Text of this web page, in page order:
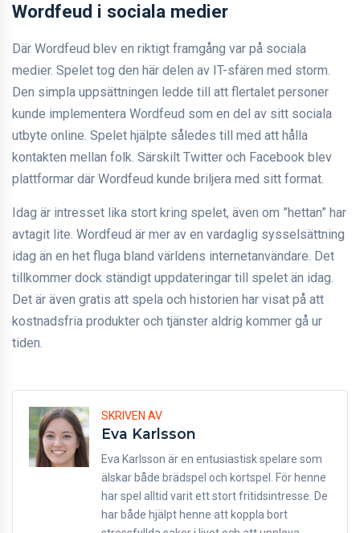
Wordfeud i sociala medier
Där Wordfeud blev en riktigt framgång var på sociala
medier. Spelet tog den här delen av IT-sfären med storm.
Den simpla uppsättningen ledde till att flertalet personer
kunde implementera Wordfeud som en del av sitt sociala
utbyte online. Spelet hjälpte således till med att hålla
kontakten mellan folk. Särskilt Twitter och Facebook blev
plattformar där Wordfeud kunde briljera med sitt format.
Idag är intresset lika stort kring spelet, även om ”hettan” har
avtagit lite. Wordfeud är mer av en vardaglig sysselsättning
idag än en het fluga bland världens internetanvändare. Det
tillkommer dock ständigt uppdateringar till spelet än idag.
Det är även gratis att spela och historien har visat på att
kostnadsfria produkter och tjänster aldrig kommer gå ur
tiden.
SKRIVEN AV
Eva Karlsson
Eva Karlsson är en entusiastisk spelare som
älskar både brädspel och kortspel. För henne
har spel alltid varit ett stort fritidsintresse. De
har både hjälpt henne att koppla bort